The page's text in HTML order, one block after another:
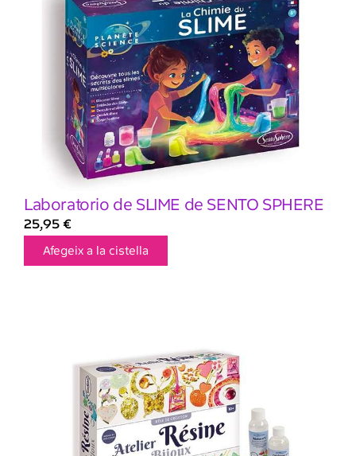
Laboratorio de SLIME de SENTO SPHERE
25,95 €
Afegeix a la cistella